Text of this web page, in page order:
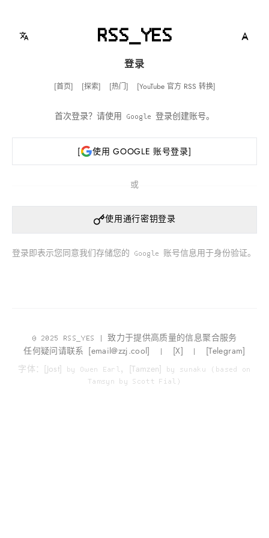
RSS_YES
登录
首页 探索 热门 YouTube 官方 RSS 转换
首次登录？请使用 Google 登录创建账号。
使用 GOOGLE 账号登录
或
使用通行密钥登录
登录即表示您同意我们存储您的 Google 账号信息用于身份验证。
© 2025 RSS_YES | 致力于提供高质量的信息聚合服务
任何疑问请联系
email@zzj.cool X Telegram
字体： Jost by Owen Earl, Tamzen
by sunaku (based on
Tamsyn by Scott Fial)